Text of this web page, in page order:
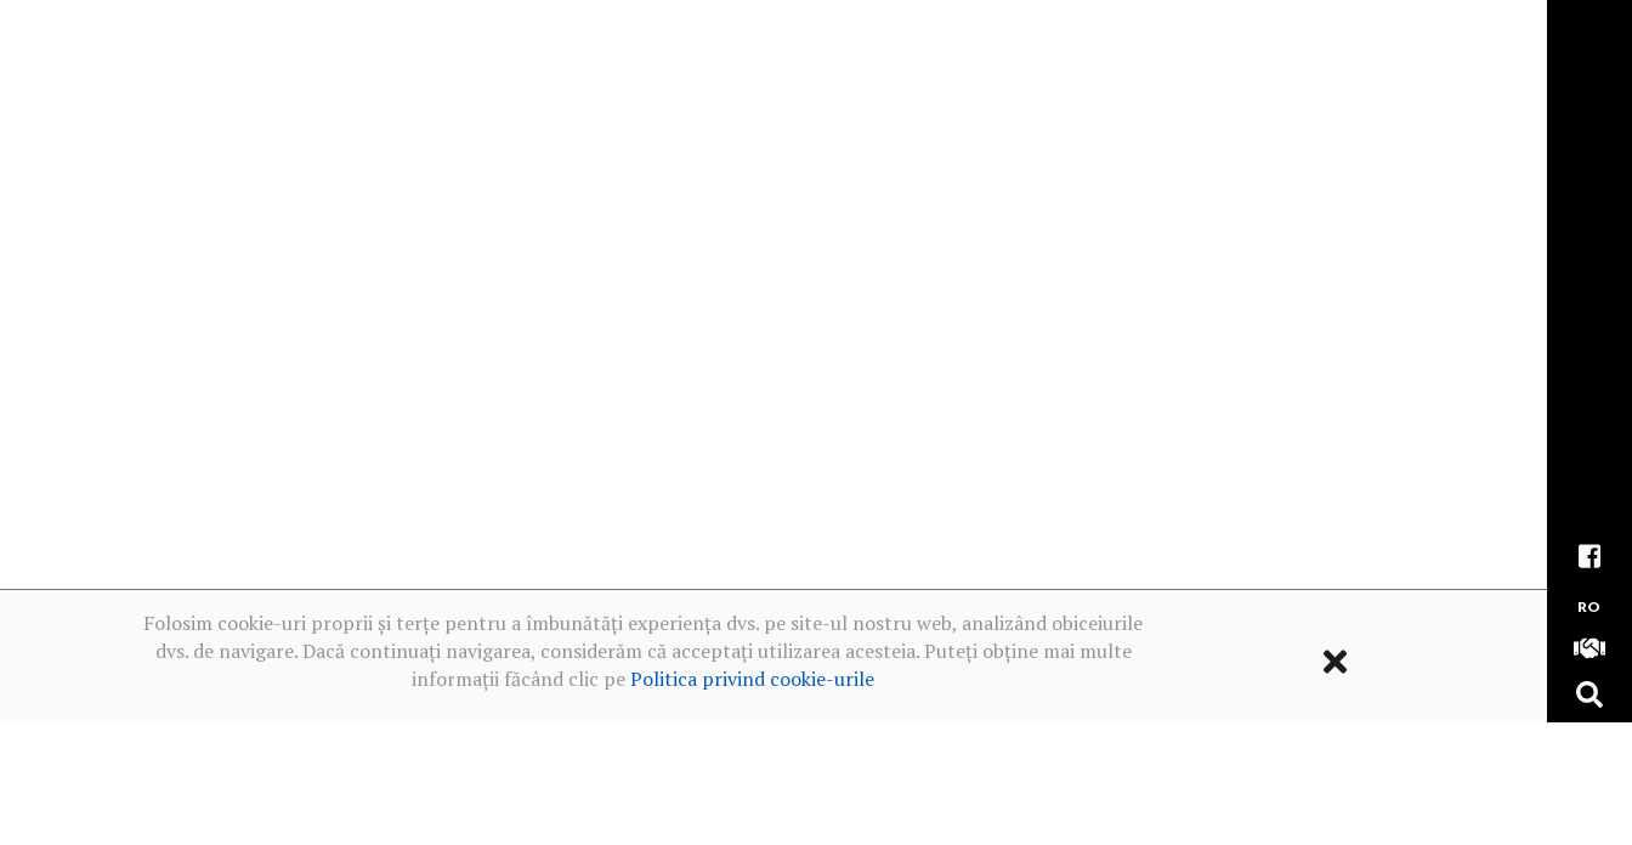
RO
Folosim cookie-uri proprii și terțe pentru a îmbunătăți experiența dvs. pe site-ul nostru web, analizând obiceiurile
dvs. de navigare. Dacă continuați navigarea, considerăm că acceptați utilizarea acesteia. Puteți obține mai multe
informații făcând clic pePolitica privind cookie-urile